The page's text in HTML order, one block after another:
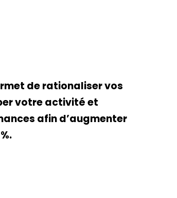
de rationaliser vos
votre activité et
afin d’augmenter